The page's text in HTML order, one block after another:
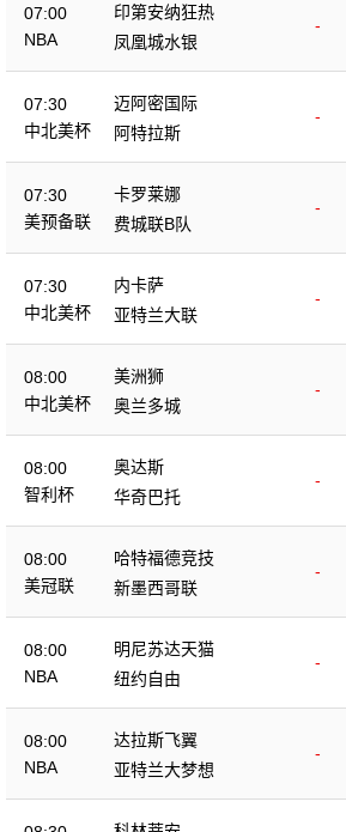
07:00
NBA
印第安纳狂热
-
凤凰城水银
07:30
中北美杯
迈阿密国际
-
阿特拉斯
07:30
美预备联
卡罗莱娜
-
费城联B队
07:30
中北美杯
内卡萨
-
亚特兰大联
08:00
中北美杯
美洲狮
-
奥兰多城
08:00
智利杯
奥达斯
-
华奇巴托
08:00
美冠联
哈特福德竞技
-
新墨西哥联
08:00
NBA
明尼苏达天猫
-
纽约自由
08:00
NBA
达拉斯飞翼
-
亚特兰大梦想